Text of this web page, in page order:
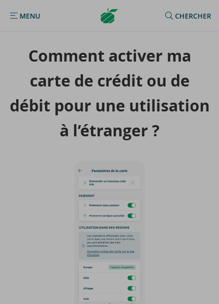
MENU
MENU
Argenta
Homepage
CHERCHER
Com­ment ac­ti­ver ma
carte de cré­dit ou de
débit pour une uti­li­sa­tion
à l’étran­ger ?